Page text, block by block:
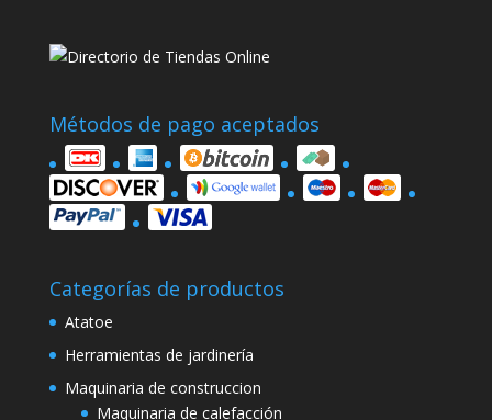
Métodos de pago aceptados
Categorías de productos
Atatoe
Herramientas de jardinería
Maquinaria de construccion
Maquinaria de calefacción